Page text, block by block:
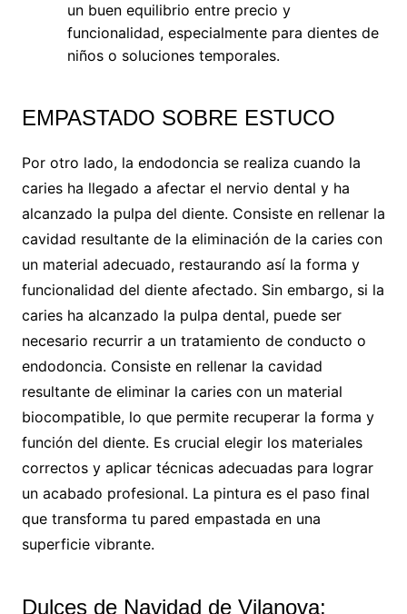
un buen equilibrio entre precio y
funcionalidad, especialmente para dientes de
niños o soluciones temporales.
EMPASTADO SOBRE ESTUCO
Por otro lado, la endodoncia se realiza cuando la
caries ha llegado a afectar el nervio dental y ha
alcanzado la pulpa del diente. Consiste en rellenar la
cavidad resultante de la eliminación de la caries con
un material adecuado, restaurando así la forma y
funcionalidad del diente afectado. Sin embargo, si la
caries ha alcanzado la pulpa dental, puede ser
necesario recurrir a un tratamiento de conducto o
endodoncia. Consiste en rellenar la cavidad
resultante de eliminar la caries con un material
biocompatible, lo que permite recuperar la forma y
función del diente. Es crucial elegir los materiales
correctos y aplicar técnicas adecuadas para lograr
un acabado profesional. La pintura es el paso final
que transforma tu pared empastada en una
superficie vibrante.
Dulces de Navidad de Vilanova: